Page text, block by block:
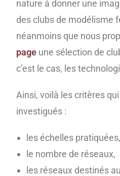
nature à donner une
des clubs de modélisme
néanmoins que nous
page une sélection de
c’est le cas, les
Ainsi, voilà les critères
investigués :
les échelles pratiquées,
le nombre de réseaux,
les réseaux destinés